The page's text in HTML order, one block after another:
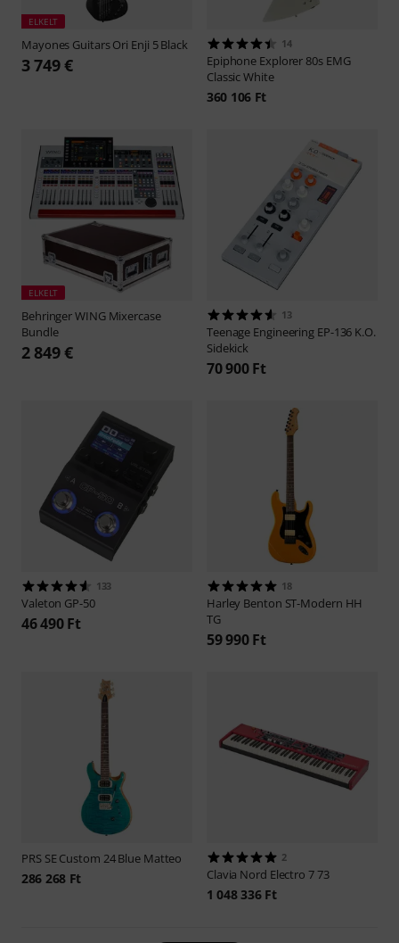
ELKELT
Mayones GuitarsOri Enji 5 Black
3 749 €
14
Epiphone Explorer 80s EMG
Classic White
360 106 Ft
ELKELT
BehringerWING Mixercase
Bundle
2 849 €
13
Teenage Engineering EP-136 K.O.
Sidekick
70 900 Ft
133
Valeton GP-50
46 490 Ft
18
Harley Benton ST-Modern HH
TG
59 990 Ft
PRS SE Custom 24 Blue Matteo
286 268 Ft
2
Clavia Nord Electro 7 73
1 048 336 Ft